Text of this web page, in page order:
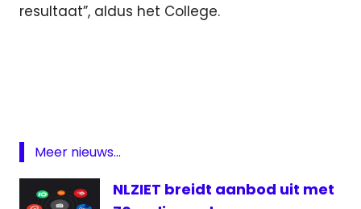
resultaat”, aldus het College.
media
NPO
Meer nieuws...
NLZIET breidt aanbod uit met